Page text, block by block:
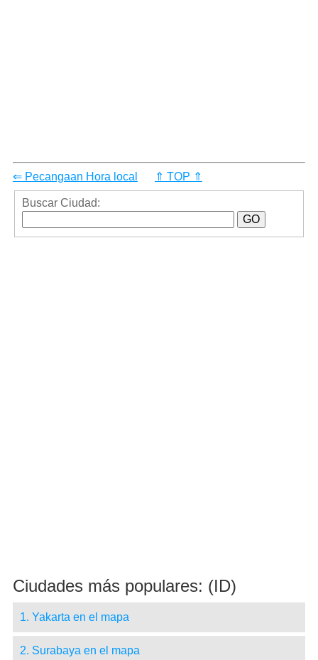
⇐ Pecangaan Hora local ⇑ TOP ⇑
Buscar Ciudad:
Ciudades más populares: (ID)
1. Yakarta en el mapa
2. Surabaya en el mapa